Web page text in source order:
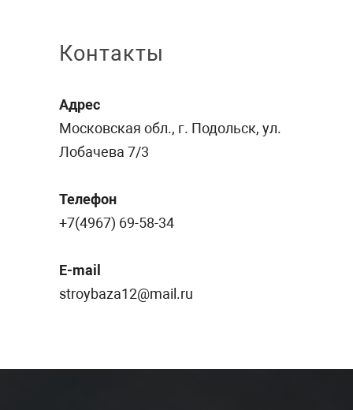
Контакты
Адрес
Московская обл., г. Подольск, ул.
Лобачева 7/3
Телефон
+7(4967) 69-58-34
E-mail
stroybaza12@mail.ru